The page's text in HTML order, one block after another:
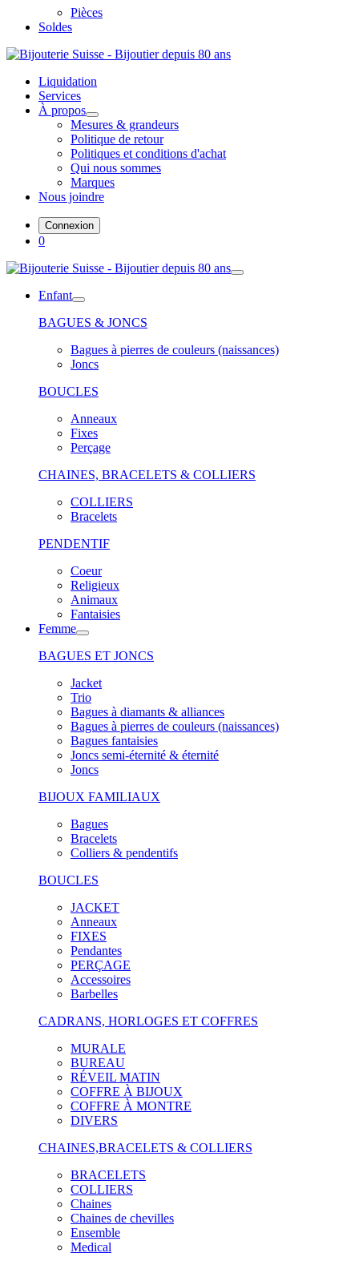
Pièces
Soldes
Liquidation
Services
À propos
Mesures & grandeurs
Politique de retour
Politiques et conditions d'achat
Qui nous sommes
Marques
Nous joindre
Connexion
0
Enfant
BAGUES & JONCS
Bagues à pierres de couleurs (naissances)
Joncs
BOUCLES
Anneaux
Fixes
Perçage
CHAINES, BRACELETS & COLLIERS
COLLIERS
Bracelets
PENDENTIF
Coeur
Religieux
Animaux
Fantaisies
Femme
BAGUES ET JONCS
Jacket
Trio
Bagues à diamants & alliances
Bagues à pierres de couleurs (naissances)
Bagues fantaisies
Joncs semi-éternité & éternité
Joncs
BIJOUX FAMILIAUX
Bagues
Bracelets
Colliers & pendentifs
BOUCLES
JACKET
Anneaux
FIXES
Pendantes
PERÇAGE
Accessoires
Barbelles
CADRANS, HORLOGES ET COFFRES
MURALE
BUREAU
RÉVEIL MATIN
COFFRE À BIJOUX
COFFRE À MONTRE
DIVERS
CHAINES,BRACELETS & COLLIERS
BRACELETS
COLLIERS
Chaines
Chaines de chevilles
Ensemble
Medical